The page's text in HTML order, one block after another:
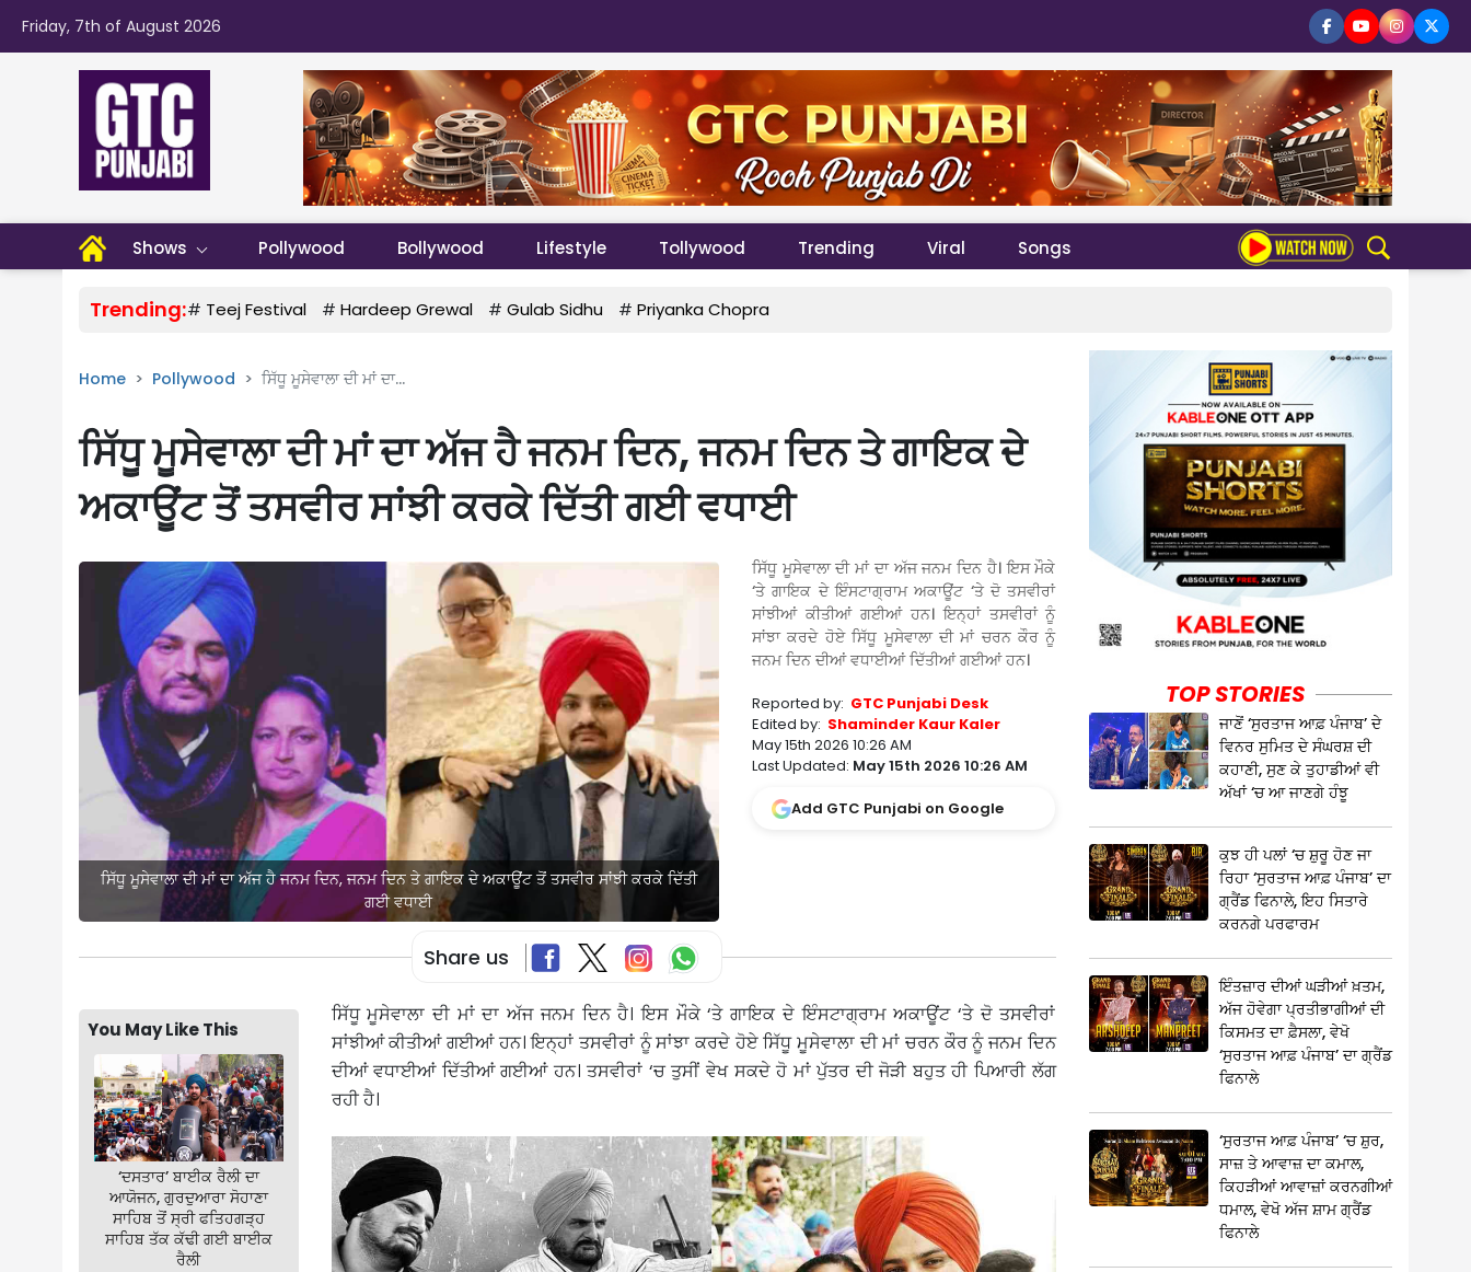
Friday, 7th of August 2026
Shows Pollywood Bollywood Lifestyle Tollywood Trending Viral Songs
Trending:# Teej Festival # Hardeep Grewal # Gulab Sidhu # Priyanka Chopra
Home Pollywood ਸਿੱਧੂ ਮੂਸੇਵਾਲਾ ਦੀ ਮਾਂ ਦਾ...
ਸਿੱਧੂ ਮੂਸੇਵਾਲਾ ਦੀ ਮਾਂ ਦਾ ਅੱਜ ਹੈ ਜਨਮ ਦਿਨ, ਜਨਮ ਦਿਨ ਤੇ ਗਾਇਕ ਦੇ
ਅਕਾਊਂਟ ਤੋਂ ਤਸਵੀਰ ਸਾਂਝੀ ਕਰਕੇ ਦਿੱਤੀ ਗਈ ਵਧਾਈ
ਸਿੱਧੂ ਮੂਸੇਵਾਲਾ ਦੀ ਮਾਂ ਦਾ ਅੱਜ ਹੈ ਜਨਮ ਦਿਨ, ਜਨਮ ਦਿਨ ਤੇ ਗਾਇਕ ਦੇ ਅਕਾਊਂਟ ਤੋਂ ਤਸਵੀਰ ਸਾਂਝੀ ਕਰਕੇ ਦਿੱਤੀ
ਗਈ ਵਧਾਈ
ਸਿੱਧੂ ਮੂਸੇਵਾਲਾ ਦੀ ਮਾਂ ਦਾ ਅੱਜ ਜਨਮ ਦਿਨ ਹੈ। ਇਸ ਮੌਕੇ
‘ਤੇ ਗਾਇਕ ਦੇ ਇੰਸਟਾਗ੍ਰਾਮ ਅਕਾਊਂਟ ‘ਤੇ ਦੋ ਤਸਵੀਰਾਂ
ਸਾਂਝੀਆਂ ਕੀਤੀਆਂ ਗਈਆਂ ਹਨ। ਇਨ੍ਹਾਂ ਤਸਵੀਰਾਂ ਨੂੰ
ਸਾਂਝਾ ਕਰਦੇ ਹੋਏ ਸਿੱਧੂ ਮੂਸੇਵਾਲਾ ਦੀ ਮਾਂ ਚਰਨ ਕੌਰ ਨੂੰ
ਜਨਮ ਦਿਨ ਦੀਆਂ ਵਧਾਈਆਂ ਦਿੱਤੀਆਂ ਗਈਆਂ ਹਨ।
Reported by: GTC Punjabi Desk
Edited by: Shaminder Kaur Kaler
May 15th 2026 10:26 AM
Last Updated: May 15th 2026 10:26 AM
Add GTC Punjabi on Google
Share us
You May Like This
‘ਦਸਤਾਰ’ ਬਾਈਕ ਰੈਲੀ ਦਾ
ਆਯੋਜਨ, ਗੁਰਦੁਆਰਾ ਸੋਹਾਣਾ
ਸਾਹਿਬ ਤੋਂ ਸ੍ਰੀ ਫਤਿਹਗੜ੍ਹ
ਸਾਹਿਬ ਤੱਕ ਕੱਢੀ ਗਈ ਬਾਈਕ
ਰੈਲੀ
ਸਿੱਧੂ ਮੂਸੇਵਾਲਾ ਦੀ ਮਾਂ ਦਾ ਅੱਜ ਜਨਮ ਦਿਨ ਹੈ। ਇਸ ਮੌਕੇ ‘ਤੇ ਗਾਇਕ ਦੇ ਇੰਸਟਾਗ੍ਰਾਮ ਅਕਾਊਂਟ ‘ਤੇ ਦੋ ਤਸਵੀਰਾਂ
ਸਾਂਝੀਆਂ ਕੀਤੀਆਂ ਗਈਆਂ ਹਨ। ਇਨ੍ਹਾਂ ਤਸਵੀਰਾਂ ਨੂੰ ਸਾਂਝਾ ਕਰਦੇ ਹੋਏ ਸਿੱਧੂ ਮੂਸੇਵਾਲਾ ਦੀ ਮਾਂ ਚਰਨ ਕੌਰ ਨੂੰ ਜਨਮ ਦਿਨ
ਦੀਆਂ ਵਧਾਈਆਂ ਦਿੱਤੀਆਂ ਗਈਆਂ ਹਨ। ਤਸਵੀਰਾਂ ‘ਚ ਤੁਸੀਂ ਵੇਖ ਸਕਦੇ ਹੋ ਮਾਂ ਪੁੱਤਰ ਦੀ ਜੋੜੀ ਬਹੁਤ ਹੀ ਪਿਆਰੀ ਲੱਗ
ਰਹੀ ਹੈ।
TOP STORIES
ਜਾਣੋਂ ‘ਸੁਰਤਾਜ ਆਫ਼ ਪੰਜਾਬ’ ਦੇ
ਵਿਨਰ ਸੁਮਿਤ ਦੇ ਸੰਘਰਸ਼ ਦੀ
ਕਹਾਣੀ, ਸੁਣ ਕੇ ਤੁਹਾਡੀਆਂ ਵੀ
ਅੱਖਾਂ ‘ਚ ਆ ਜਾਣਗੇ ਹੰਝੂ
ਕੁਝ ਹੀ ਪਲਾਂ ‘ਚ ਸ਼ੁਰੂ ਹੋਣ ਜਾ
ਰਿਹਾ ‘ਸੁਰਤਾਜ ਆਫ਼ ਪੰਜਾਬ’ ਦਾ
ਗ੍ਰੈਂਡ ਫਿਨਾਲੇ, ਇਹ ਸਿਤਾਰੇ
ਕਰਨਗੇ ਪਰਫਾਰਮ
ਇੰਤਜ਼ਾਰ ਦੀਆਂ ਘੜੀਆਂ ਖ਼ਤਮ,
ਅੱਜ ਹੋਵੇਗਾ ਪ੍ਰਤੀਭਾਗੀਆਂ ਦੀ
ਕਿਸਮਤ ਦਾ ਫ਼ੈਸਲਾ, ਵੇਖੋ
‘ਸੁਰਤਾਜ ਆਫ਼ ਪੰਜਾਬ’ ਦਾ ਗ੍ਰੈਂਡ
ਫਿਨਾਲੇ
‘ਸੁਰਤਾਜ ਆਫ਼ ਪੰਜਾਬ’ ‘ਚ ਸ਼ੁਰ,
ਸਾਜ਼ ਤੇ ਆਵਾਜ਼ ਦਾ ਕਮਾਲ,
ਕਿਹੜੀਆਂ ਆਵਾਜ਼ਾਂ ਕਰਨਗੀਆਂ
ਧਮਾਲ, ਵੇਖੋ ਅੱਜ ਸ਼ਾਮ ਗ੍ਰੈਂਡ
ਫਿਨਾਲੇ